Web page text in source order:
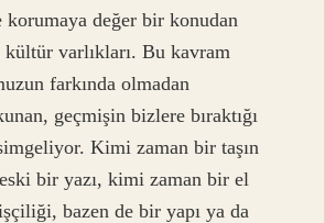
korumaya değer bir konudan
kültür varlıkları. Bu kavram
farkında olmadan
geçmişin bizlere bıraktığı
Kimi zaman bir taşın
eski bir yazı, kimi zaman bir el
bazen de bir yapı ya da